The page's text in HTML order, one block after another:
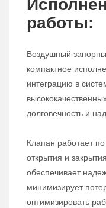
работы:
Воздушный
компактное
интеграцию в
долговечность и
Клапан работает
открытия и
обеспечивает
минимизирует
оптимизировать